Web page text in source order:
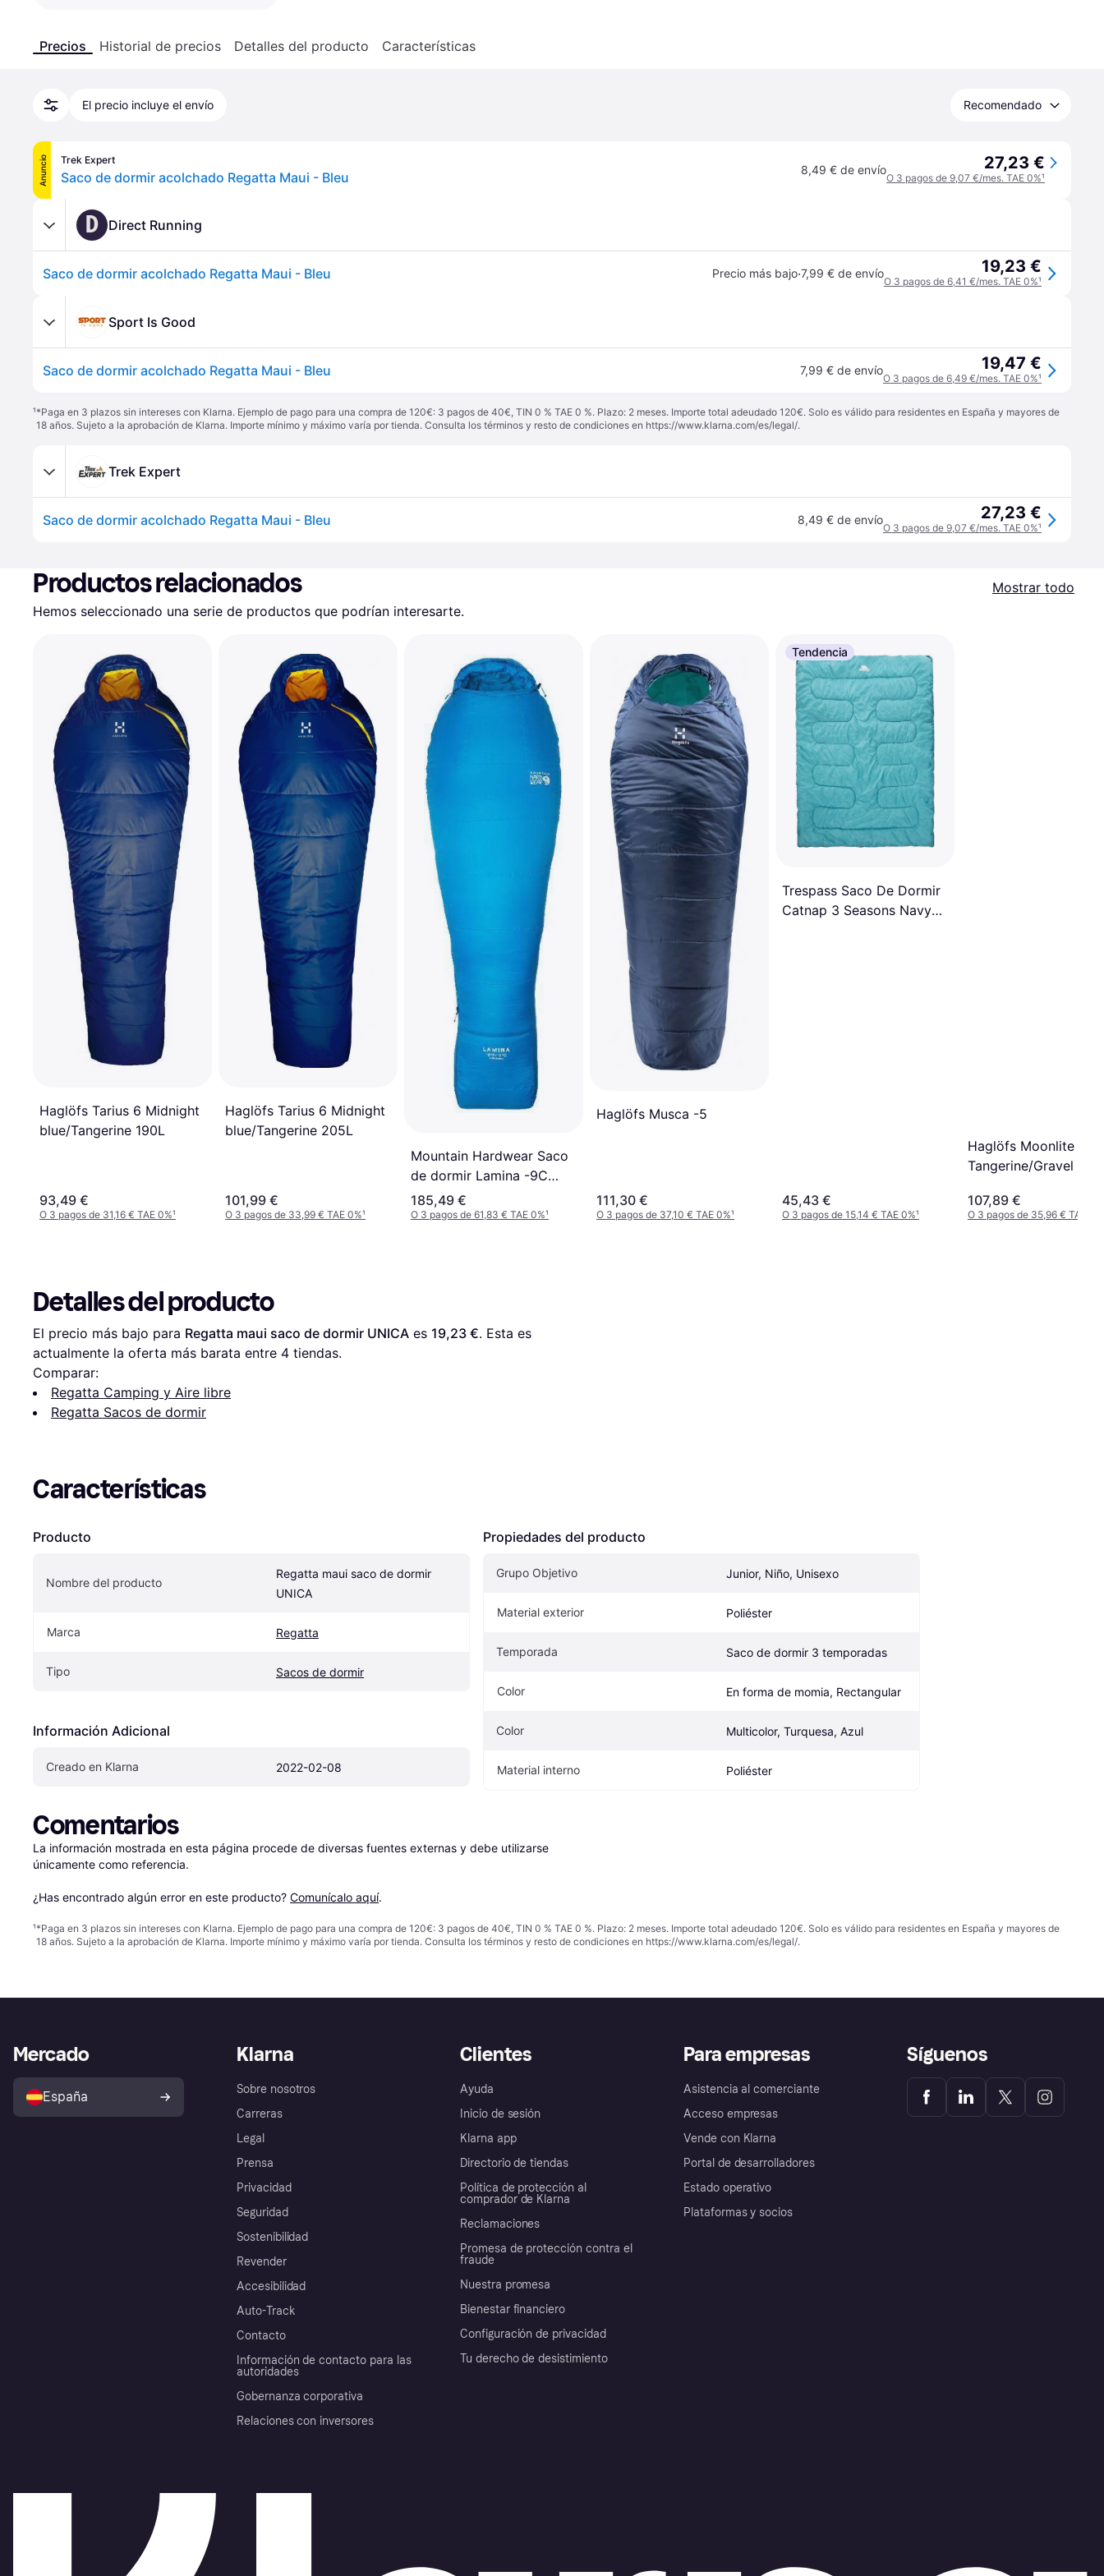
Precios Historial de precios Detalles del producto Características
El precio incluye el envío Recomendado
Anuncio Trek Expert
Saco de dormir acolchado Regatta Maui - Bleu 8,49 € de envío 27,23 €
O 3 pagos de 9,07 €/mes. TAE 0%¹
D Direct Running
Saco de dormir acolchado Regatta Maui - Bleu Precio más bajo·7,99 € de envío 19,23 €
O 3 pagos de 6,41 €/mes. TAE 0%¹
Sport Is Good
Saco de dormir acolchado Regatta Maui - Bleu 7,99 € de envío 19,47 €
O 3 pagos de 6,49 €/mes. TAE 0%¹
¹*Paga en 3 plazos sin intereses con Klarna. Ejemplo de pago para una compra de 120€: 3 pagos de 40€, TIN 0 % TAE 0 %. Plazo: 2 meses. Importe total adeudado 120€. Solo es válido para residentes en España y mayores de
18 años. Sujeto a la aprobación de Klarna. Importe mínimo y máximo varía por tienda. Consulta los términos y resto de condiciones en https://www.klarna.com/es/legal/.
Trek Expert
Saco de dormir acolchado Regatta Maui - Bleu 8,49 € de envío 27,23 €
O 3 pagos de 9,07 €/mes. TAE 0%¹
Productos relacionados
Mostrar todo
Hemos seleccionado una serie de productos que podrían interesarte.
Haglöfs Tarius 6 Midnight
blue/Tangerine 190L
93,49 €
O 3 pagos de 31,16 € TAE 0%¹
Haglöfs Tarius 6 Midnight
blue/Tangerine 205L
101,99 €
O 3 pagos de 33,99 € TAE 0%¹
Mountain Hardwear Saco
de dormir Lamina -9C
azul (Regular) Izquierda
Blue
185,49 €
O 3 pagos de 61,83 € TAE 0%¹
Haglöfs Musca -5
111,30 €
O 3 pagos de 37,10 € TAE 0%¹
Tendencia
Trespass Saco De Dormir
Catnap 3 Seasons Navy
45,43 €
O 3 pagos de 15,14 € TAE 0%¹
Haglöfs Moonlite -1
Tangerine/Gravel
107,89 €
O 3 pagos de 35,96 € TAE 0%
Detalles del producto
El precio más bajo para Regatta maui saco de dormir UNICA es 19,23 €. Esta es
actualmente la oferta más barata entre 4 tiendas.
Comparar:
Regatta Camping y Aire libre
Regatta Sacos de dormir
Características
Producto
Nombre del producto
Regatta maui saco de dormir
UNICA
Marca Regatta
Tipo Sacos de dormir
Información Adicional
Creado en Klarna 2022-02-08
Propiedades del producto
Grupo Objetivo Junior, Niño, Unisexo
Material exterior Poliéster
Temporada Saco de dormir 3 temporadas
Color En forma de momia, Rectangular
Color Multicolor, Turquesa, Azul
Material interno Poliéster
Comentarios
La información mostrada en esta página procede de diversas fuentes externas y debe utilizarse
únicamente como referencia.
¿Has encontrado algún error en este producto? Comunícalo aquí.
¹*Paga en 3 plazos sin intereses con Klarna. Ejemplo de pago para una compra de 120€: 3 pagos de 40€, TIN 0 % TAE 0 %. Plazo: 2 meses. Importe total adeudado 120€. Solo es válido para residentes en España y mayores de
18 años. Sujeto a la aprobación de Klarna. Importe mínimo y máximo varía por tienda. Consulta los términos y resto de condiciones en https://www.klarna.com/es/legal/.
Klarna
Sobre nosotros
Carreras
Legal
Prensa
Privacidad
Seguridad
Sostenibilidad
Revender
Accesibilidad
Auto-Track
Contacto
Información de contacto para las
autoridades
Gobernanza corporativa
Relaciones con inversores
Clientes
Ayuda
Inicio de sesión
Klarna app
Directorio de tiendas
Política de protección al
comprador de Klarna
Reclamaciones
Promesa de protección contra el
fraude
Nuestra promesa
Bienestar financiero
Configuración de privacidad
Tu derecho de desistimiento
Para empresas
Asistencia al comerciante
Acceso empresas
Vende con Klarna
Portal de desarrolladores
Estado operativo
Plataformas y socios
Mercado
España
Síguenos